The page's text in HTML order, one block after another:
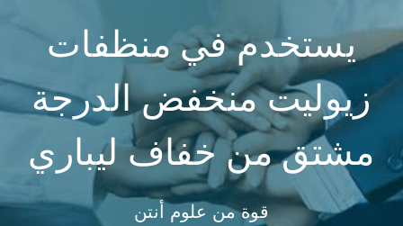
يستخدم في منظفات
زيوليت منخفض الدرجة
مشتق من خفاف ليباري
قوة من علوم أنتن